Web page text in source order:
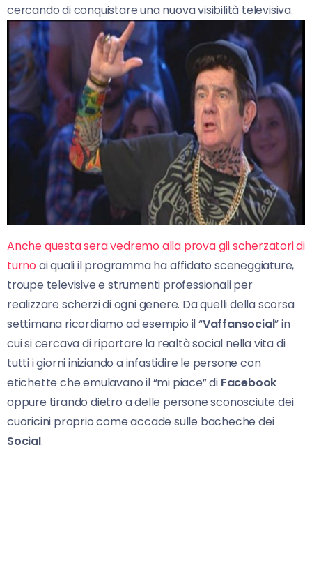
cercando di conquistare una nuova visibilità televisiva.
Anche questa sera vedremo alla prova gli scherzatori di
turnoai quali il programma ha affidato sceneggiature,
troupe televisive e strumenti professionali per
realizzare scherzi di ogni genere. Da quelli della scorsa
settimana ricordiamo ad esempio il “Vaffansocial” in
cui si cercava di riportare la realtà social nella vita di
tutti i giorni iniziando a infastidire le persone con
etichette che emulavano il “mi piace” di Facebook
oppure tirando dietro a delle persone sconosciute dei
cuoricini proprio come accade sulle bacheche dei
Social.